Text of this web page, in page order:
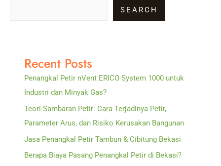
SEARCH
Recent Posts
Penangkal Petir nVent ERICO System 1000 untuk
Industri dan Minyak Gas?
Teori Sambaran Petir: Cara Terjadinya Petir,
Parameter Arus, dan Risiko Kerusakan Bangunan
Jasa Penangkal Petir Tambun & Cibitung Bekasi
Berapa Biaya Pasang Penangkal Petir di Bekasi?